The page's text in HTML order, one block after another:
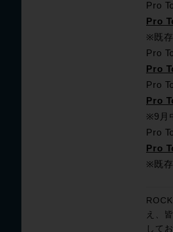
Pro
Pro
※既存
Pro
Pro
Pro
Pro
※9月
Pro
Pro
※既存
え、
して